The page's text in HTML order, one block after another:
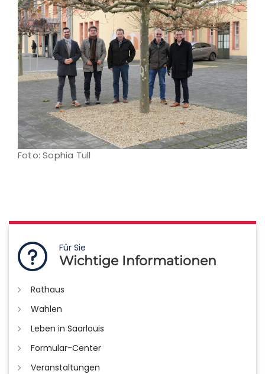
Foto: Sophia Tull
Für Sie
Wichtige Informationen
Rathaus
Wahlen
Leben in Saarlouis
Formular-Center
Veranstaltungen